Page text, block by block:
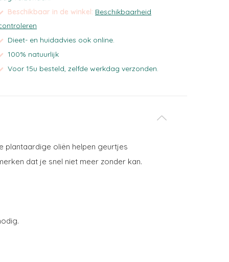
Beschikbaar in de winkel: Beschikbaarheid
Dieet- en huidadvies ook online.
100% natuurlijk
Voor 15u besteld, zelfde werkdag verzonden.
plantaardige oliën helpen geurtjes
dat je snel niet meer zonder kan.